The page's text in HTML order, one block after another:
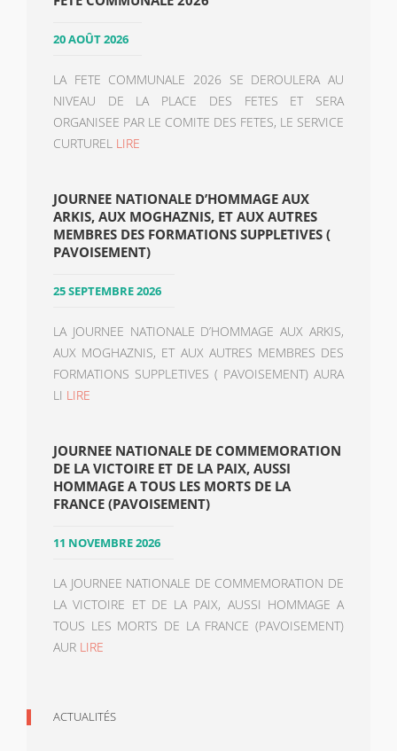
20 AOÛT 2026
LA FETE COMMUNALE 2026 SE DEROULERA AU
NIVEAU DE LA PLACE DES FETES ET SERA
ORGANISEE PAR LE COMITE DES FETES, LE SERVICE
CURTUREL LIRE
JOURNEE NATIONALE D’HOMMAGE AUX
ARKIS, AUX MOGHAZNIS, ET AUX AUTRES
MEMBRES DES FORMATIONS SUPPLETIVES (
PAVOISEMENT)
25 SEPTEMBRE 2026
LA JOURNEE NATIONALE D’HOMMAGE AUX ARKIS,
AUX MOGHAZNIS, ET AUX AUTRES MEMBRES DES
FORMATIONS SUPPLETIVES ( PAVOISEMENT) AURA
LI LIRE
JOURNEE NATIONALE DE COMMEMORATION
DE LA VICTOIRE ET DE LA PAIX, AUSSI
HOMMAGE A TOUS LES MORTS DE LA
FRANCE (PAVOISEMENT)
11 NOVEMBRE 2026
LA JOURNEE NATIONALE DE COMMEMORATION DE
LA VICTOIRE ET DE LA PAIX, AUSSI HOMMAGE A
TOUS LES MORTS DE LA FRANCE (PAVOISEMENT)
AUR LIRE
ACTUALITÉS